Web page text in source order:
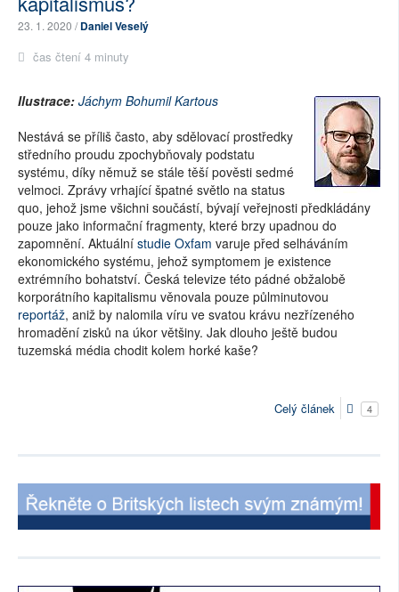
23. 1. 2020 /Daniel Veselý
čas čtení 4 minuty
Ilustrace: Jáchym Bohumil Kartous
Nestává se příliš často, aby sdělovací prostředky
středního proudu zpochybňovaly podstatu
systému, díky němuž se stále těší pověsti sedmé
velmoci. Zprávy vrhající špatné světlo na status
quo, jehož jsme všichni součástí, bývají veřejnosti předkládány
pouze jako informační fragmenty, které brzy upadnou do
zapomnění. Aktuální studie Oxfam varuje před selháváním
ekonomického systému, jehož symptomem je existence
extrémního bohatství. Česká televize této pádné obžalobě
korporátního kapitalismu věnovala pouze půlminutovou
reportáž, aniž by nalomila víru ve svatou krávu nezřízeného
hromadění zisků na úkor většiny. Jak dlouho ještě budou
tuzemská média chodit kolem horké kaše?
Celý článek 4